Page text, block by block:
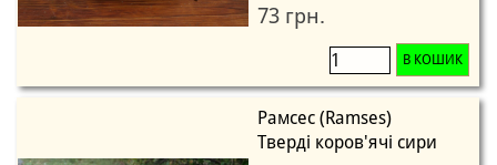
73 грн.
В КОШИК
Рамсес (Ramses)
Тверді коров'ячі сири